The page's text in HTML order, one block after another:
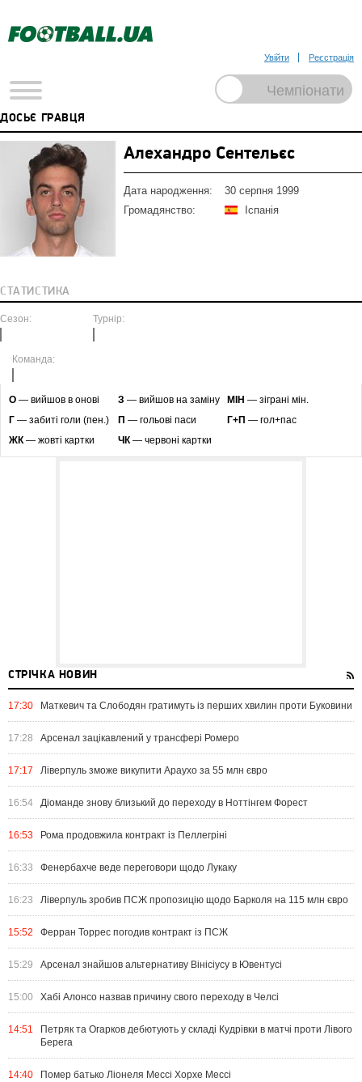
Увійти Реєстрація
ДОСЬЄ ГРАВЦЯ
Алехандро Сентельєс
Дата народження:
30 серпня 1999
Громадянство:
Іспанія
СТАТИСТИКА
Сезон: Турнір:
Команда:
O — вийшов в онові З — вийшов на заміну МІН — зіграні мін.
Г — забиті голи (пен.) П — гольові паси Г+П — гол+пас
ЖК— жовті картки ЧК— червоні картки
СТРІЧКА НОВИН
17:30 Маткевич та Слободян гратимуть із перших хвилин проти Буковини
17:28 Арсенал зацікавлений у трансфері Ромеро
17:17 Ліверпуль зможе викупити Араухо за 55 млн євро
16:54 Діоманде знову близький до переходу в Ноттінгем Форест
16:53 Рома продовжила контракт із Пеллегріні
16:33 Фенербахче веде переговори щодо Лукаку
16:23 Ліверпуль зробив ПСЖ пропозицію щодо Барколя на 115 млн євро
15:52 Ферран Торрес погодив контракт із ПСЖ
15:29 Арсенал знайшов альтернативу Вінісіусу в Ювентусі
15:00 Хабі Алонсо назвав причину свого переходу в Челсі
14:51
Петряк та Огарков дебютують у складі Кудрівки в матчі проти Лівого
Берега
14:40 Помер батько Ліонеля Мессі Хорхе Мессі